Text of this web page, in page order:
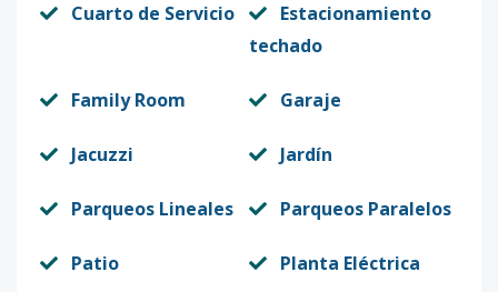
Cuarto de Servicio
Estacionamiento
techado
Family Room Garaje
Jacuzzi Jardín
Parqueos Lineales Parqueos Paralelos
Patio Planta Eléctrica